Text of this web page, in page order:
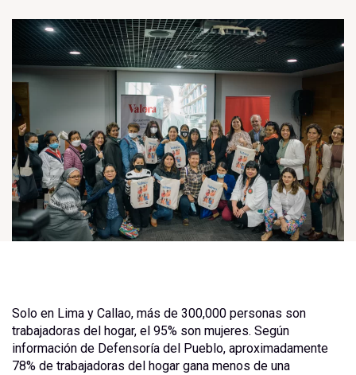
Solo en Lima y Callao, más de 300,000 personas son
trabajadoras del hogar, el 95% son mujeres. Según
información de Defensoría del Pueblo, aproximadamente
78% de trabajadoras del hogar gana menos de una